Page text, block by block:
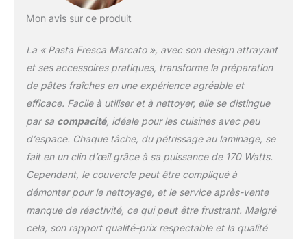
Mon avis sur ce produit
La « Pasta Fresca Marcato », avec son design attrayant
et ses accessoires pratiques, transforme la préparation
de pâtes fraîches en une expérience agréable et
efficace. Facile à utiliser et à nettoyer, elle se distingue
par sa compacité, idéale pour les cuisines avec peu
d’espace. Chaque tâche, du pétrissage au laminage, se
fait en un clin d’œil grâce à sa puissance de 170 Watts.
Cependant, le couvercle peut être compliqué à
démonter pour le nettoyage, et le service après-vente
manque de réactivité, ce qui peut être frustrant. Malgré
cela, son rapport qualité-prix respectable et la qualité